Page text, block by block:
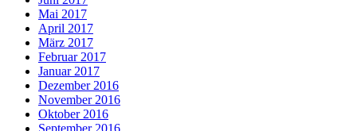
Mai 2017
April 2017
März 2017
Februar 2017
Januar 2017
Dezember 2016
November 2016
Oktober 2016
September 2016